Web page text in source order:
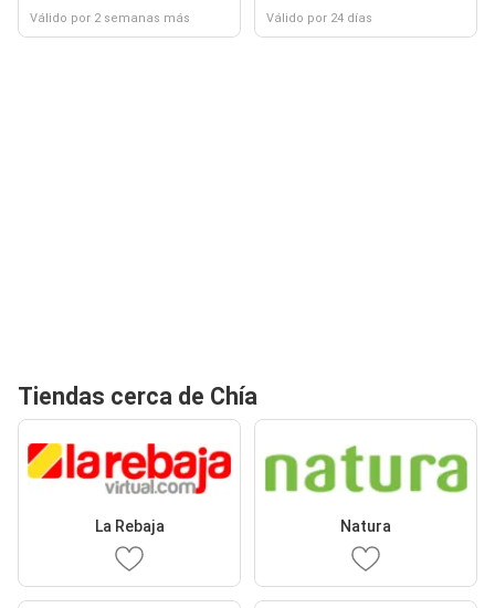
Válido por 2 semanas más Válido por 24 días
Tiendas cerca de Chía
La Rebaja Natura